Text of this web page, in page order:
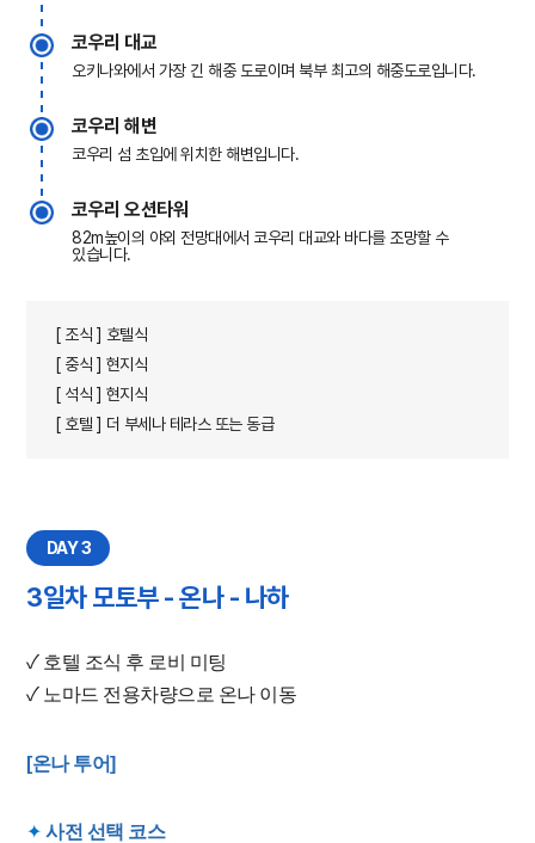
코우리 대교
오키나와에서 가장 긴 해중 도로이며 북부 최고의 해중도로입니다.
코우리 해변
코우리 섬 초입에 위치한 해변입니다.
코우리 오션타워
82m높이의 야외 전망대에서 코우리 대교와 바다를 조망할 수
있습니다.
[ 조식 ] 호텔식
[ 중식 ] 현지식
[ 석식 ] 현지식
[ 호텔 ] 더 부세나 테라스 또는 동급
DAY 3
3일차 모토부 - 온나 - 나하
✓ 호텔 조식 후 로비 미팅
✓ 노마드 전용차량으로 온나 이동
[온나 투어]
✦ ​ 사전 선택 코스